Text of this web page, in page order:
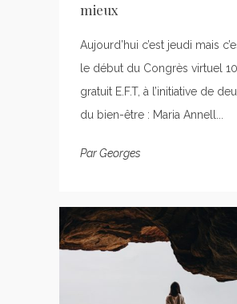
mieux
Aujourd’hui c’est jeudi mais
le début du Congrès virtuel
gratuit E.F.T, à l’initiative de
du bien-être : Maria Annell...
ParGeorges